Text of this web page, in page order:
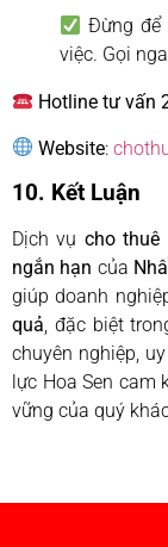
Đừng để
việc. Gọi
Hotline tư vấn
Website:
10. Kết Luận
Dịch vụ cho thuê
ngắn hạn của
giúp doanh
quả, đặc biệt
chuyên nghiệp,
lực Hoa Sen
vững của quý